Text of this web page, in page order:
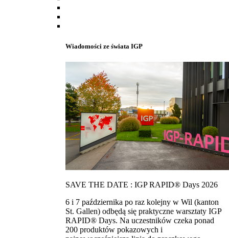
Wiadomości ze świata IGP
SAVE THE DATE : IGP RAPID® Days 2026
6 i 7 października po raz kolejny w Wil (kanton
St. Gallen) odbędą się praktyczne warsztaty IGP
RAPID® Days. Na uczestników czeka ponad
200 produktów pokazowych i